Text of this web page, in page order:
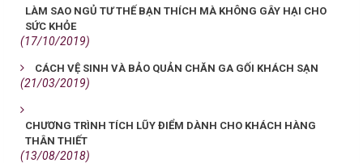
LÀM SAO NGỦ TƯ THẾ BẠN THÍCH MÀ KHÔNG GÂY HẠI CHO
SỨC KHỎE
(17/10/2019)
CÁCH VỆ SINH VÀ BẢO QUẢN CHĂN GA GỐI KHÁCH SẠN
(21/03/2019)
CHƯƠNG TRÌNH TÍCH LŨY ĐIỂM DÀNH CHO KHÁCH HÀNG
THÂN THIẾT
(13/08/2018)